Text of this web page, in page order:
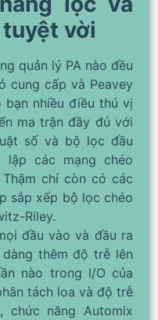
vời
quản lý PA nào đều
cung cấp và Peavey
bạn nhiều điều thú vị
ma trận đầy đủ với
số và bộ lọc đầu
các mạng chéo
chí còn có các
sắp xếp bộ lọc chéo
Riley.
đầu vào và đầu ra
thêm độ trễ lên
nào trong I/O của
tách loa và độ trễ
chức năng Automix